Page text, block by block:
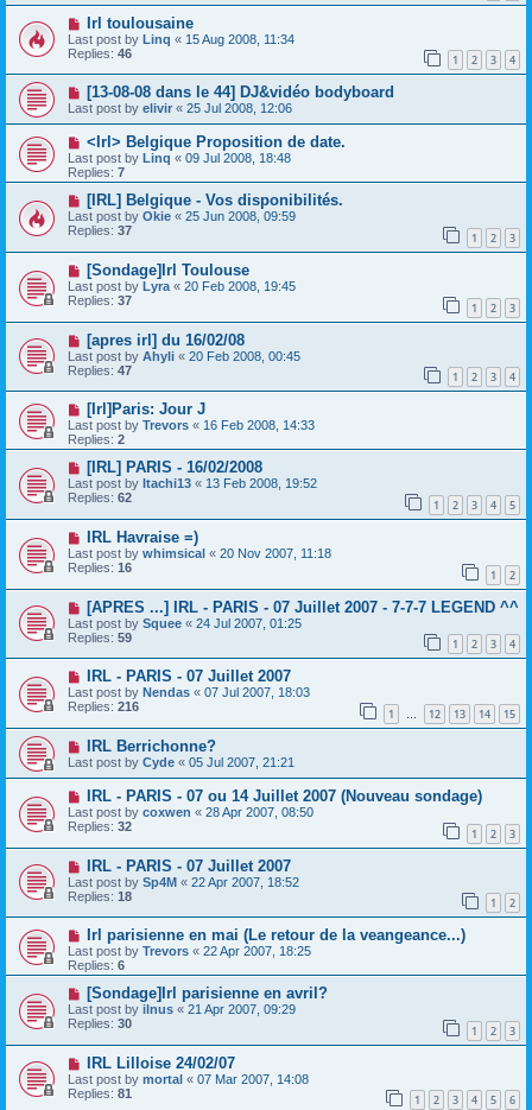
Irl toulousaine
Last post by Linq « 15 Aug 2008, 11:34
Replies: 46 1 2 3 4
[13-08-08 dans le 44] DJ&vidéo bodyboard
Last post by elivir « 25 Jul 2008, 12:06
<Irl> Belgique Proposition de date.
Last post by Linq « 09 Jul 2008, 18:48
Replies: 7
[IRL] Belgique - Vos disponibilités.
Last post by Okie « 25 Jun 2008, 09:59
Replies: 37 1 2 3
[Sondage]Irl Toulouse
Last post by Lyra « 20 Feb 2008, 19:45
Replies: 37 1 2 3
[apres irl] du 16/02/08
Last post by Ahyli « 20 Feb 2008, 00:45
Replies: 47 1 2 3 4
[Irl]Paris: Jour J
Last post by Trevors « 16 Feb 2008, 14:33
Replies: 2
[IRL] PARIS - 16/02/2008
Last post by Itachi13 « 13 Feb 2008, 19:52
Replies: 62 1 2 3 4 5
IRL Havraise =)
Last post by whimsical « 20 Nov 2007, 11:18
Replies: 16 1 2
[APRES ...] IRL - PARIS - 07 Juillet 2007 - 7-7-7 LEGEND ^^
Last post by Squee « 24 Jul 2007, 01:25
Replies: 59 1 2 3 4
IRL - PARIS - 07 Juillet 2007
Last post by Nendas « 07 Jul 2007, 18:03
Replies: 216 1 … 12 13 14 15
IRL Berrichonne?
Last post by Cyde « 05 Jul 2007, 21:21
IRL - PARIS - 07 ou 14 Juillet 2007 (Nouveau sondage)
Last post by coxwen « 28 Apr 2007, 08:50
Replies: 32 1 2 3
IRL - PARIS - 07 Juillet 2007
Last post by Sp4M « 22 Apr 2007, 18:52
Replies: 18 1 2
Irl parisienne en mai (Le retour de la veangeance...)
Last post by Trevors « 22 Apr 2007, 18:25
Replies: 6
[Sondage]Irl parisienne en avril?
Last post by ilnus « 21 Apr 2007, 09:29
Replies: 30 1 2 3
IRL Lilloise 24/02/07
Last post by mortal « 07 Mar 2007, 14:08
Replies: 81 1 2 3 4 5 6